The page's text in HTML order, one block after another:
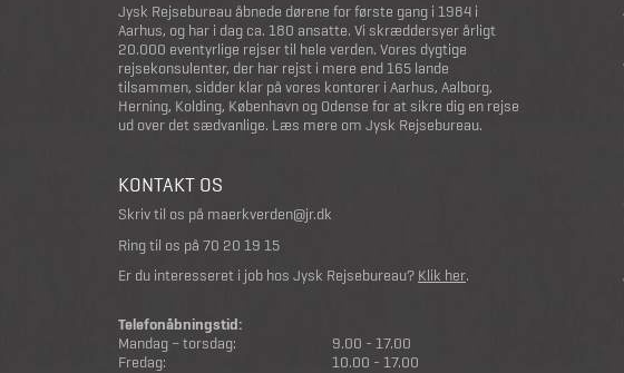
Jysk Rejsebureau åbnede dørene for første gang i 1984 i
Aarhus, og har i dag ca. 180 ansatte. Vi skræddersyer årligt
20.000 eventyrlige rejser til hele verden. Vores dygtige
rejsekonsulenter, der har rejst i mere end 165 lande
tilsammen, sidder klar på vores kontorer i Aarhus, Aalborg,
Herning, Kolding, København og Odense for at sikre dig en rejse
ud over det sædvanlige. Læs mere om Jysk Rejsebureau.
KONTAKT OS
Skriv til os på maerkverden@jr.dk
Ring til os på 70 20 19 15
Er du interesseret i job hos Jysk Rejsebureau? Klik her.
Telefonåbningstid:
Mandag – torsdag:
9.00 - 17.00
Fredag:
10.00 - 17.00